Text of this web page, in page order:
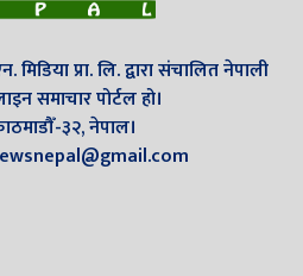
प्रा. लि. द्वारा संचालित नेपाली
समाचार पोर्टल हो।
३२, नेपाल।